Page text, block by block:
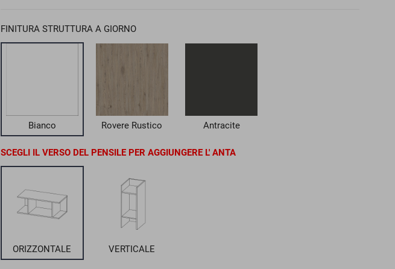
FINITURA STRUTTURA A GIORNO
Bianco Rovere Rustico Antracite
SCEGLI IL VERSO DEL PENSILE PER AGGIUNGERE L' ANTA
ORIZZONTALE VERTICALE